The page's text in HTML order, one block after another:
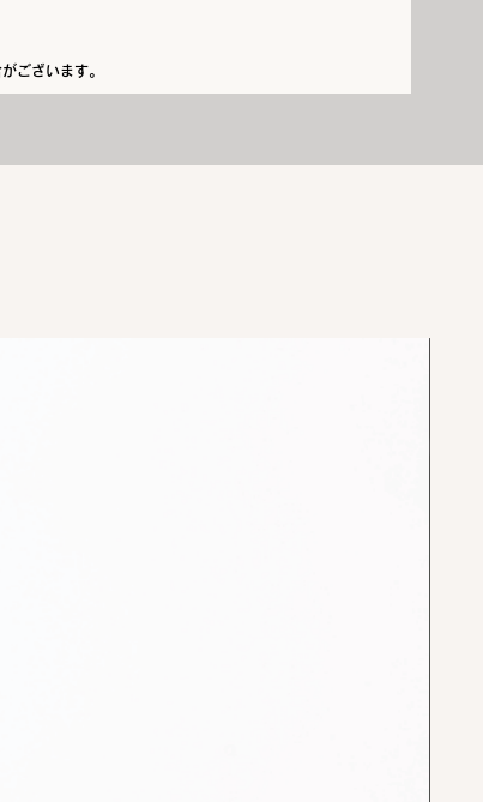
ございます。